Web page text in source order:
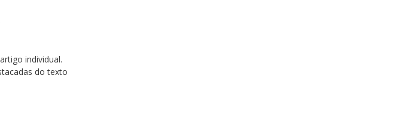
individual.
do texto